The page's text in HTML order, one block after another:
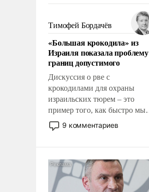
налогоплательщиков и где
Еревану за свои поступки не
нужно отвечать.
Тимофей Бордачёв
«Большая крокодила» из
Израиля показала проблему
границ допустимого
Дискуссия о рве с
крокодилами для охраны
израильских тюрем – это
пример того, как быстро мы
двигаемся по пути
революционных изменений.
псевдонаучной фантастики,
стало всерьез обсуждаемой
идеей.
9 комментариев